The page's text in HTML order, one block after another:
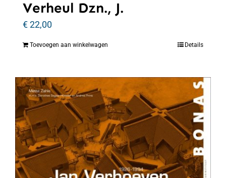
Verheul Dzn., J.
€22,00
Toevoegen aan winkelwagen Details